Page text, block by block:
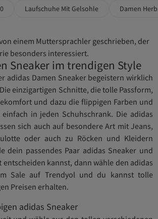
Laufschuhe Mit Gelsohle Damen
einem Muttersprachler geschrieben, der
besonders interessiert.
Sneaker im trendigen Style
adidas Damen Sneaker begeistern wirklich
einzigartigen Schnitte, die tolle Passform,
und dazu die flippigen Farben und
in jeden Schuhschrank. Die adidas
sich auch auf besondere Art mit Jeans,
oder auch zu Röcken und Kleidern
dein passendes Paar adidas Sneaker und
kannst, dann wähle den adidas
Sale auf Trendyol und du kannst tolle
Preisen erhalten.
adidas Sneaker